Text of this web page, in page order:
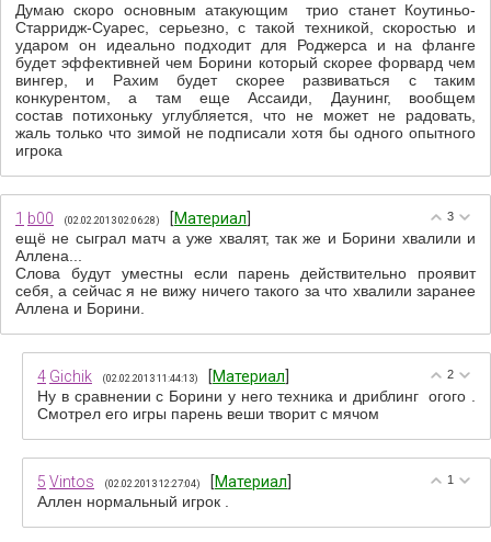
Думаю скоро основным атакующим трио станет Коутиньо-
Старридж-Суарес, серьезно, с такой техникой, скоростью и
ударом он идеально подходит для Роджерса и на фланге
будет эффективней чем Борини который скорее форвард чем
вингер, и Рахим будет скорее развиваться с таким
конкурентом, а там еще Ассаиди, Даунинг, вообщем
состав потихоньку углубляется, что не может не радовать,
жаль только что зимой не подписали хотя бы одного опытного
игрока
3
1 b00 (02.02.2013 02:06:28) [Материал
ещё не сыграл матч а уже хвалят, так же и Борини хвалили и
Аллена...
Слова будут уместны если парень действительно проявит
себя, а сейчас я не вижу ничего такого за что хвалили заранее
Аллена и Борини.
2
4 Gichik (02.02.2013 11:44:13) [Материал
Ну в сравнении с Борини у него техника и дриблинг огого .
Смотрел его игры парень веши творит с мячом
1
5 Vintos (02.02.2013 12:27:04) [Материал
Аллен нормальный игрок .